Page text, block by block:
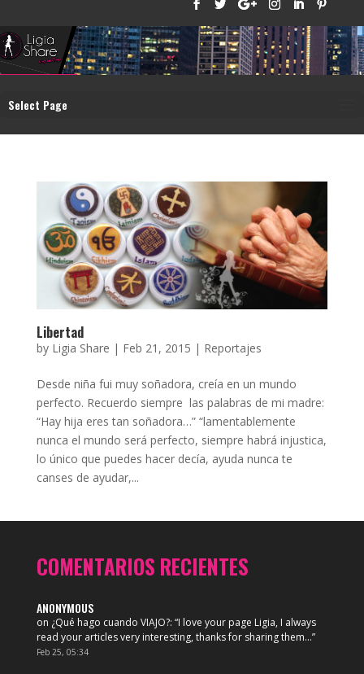
Select Page
Libertad
by Ligia Share | Feb 21, 2015 | Reportajes
Desde niña fui muy soñadora, creía en un mundo
perfecto. Recuerdo siempre las palabras de mi madre:
“Hay hija eres tan soñadora…” “lamentablemente
nunca el mundo será perfecto, siempre habrá injustica,
lo único que puedes hacer decía, ayuda nunca te
canses de ayudar,...
COMENTARIOS RECIENTES
ANONYMOUS
on ¿Qué hago cuando VIAJO?: “I love your page Ligia, I always
read your articles very interesting, thanks for sharing them…”
Feb 25, 05:34